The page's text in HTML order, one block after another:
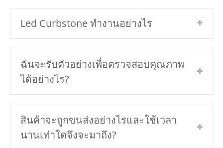
Led Curbstone ทำงานอย่างไร
ฉันจะรับตัวอย่างเพื่อตรวจสอบคุณภาพ
ได้อย่างไร?
สินค้าจะถูกขนส่งอย่างไรและใช้เวลา
นานเท่าใดจึงจะมาถึง?